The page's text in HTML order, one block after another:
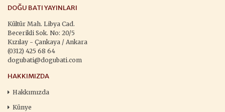
DOĞU BATI YAYINLARI
Kültür Mah. Libya Cad.
Becerikli Sok. No: 20/5
Kızılay - Çankaya / Ankara
(0312) 425 68 64
dogubati@dogubati.com
HAKKIMIZDA
Hakkımızda
Künye